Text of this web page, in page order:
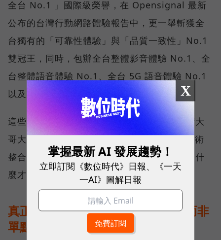
全台 No.1 」國際級榮譽，在 Opensignal 最新
公布的台灣行動網路體驗報告中，更一舉斬獲全
台獨有的「可靠性體驗」與「品質一致性」No.1
雙冠王，同時，包辦全台整體影音體驗 No.1、全
台整體語音體驗 No.1、全台 5G 語音體驗 No.1
以及全台網路在線率 No.1 多項榮譽。
這些獎項反映的不只是網路順暢，更代表台灣大
哥大長期投入頻譜布局、基地台建設與 5G 技術
整合所累積的成果，也讓外界重新思考：究竟什
麼才是真正的好網路？
真正的好網路，比的是長期穩定、而非
單點測速
X
掌握最新 AI 發展趨勢！
立即訂閱《數位時代》日報、《一天
一AI》圖解日報